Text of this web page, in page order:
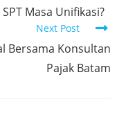
Masa Unifikasi?
Next Post
Bersama Konsultan
Pajak Batam